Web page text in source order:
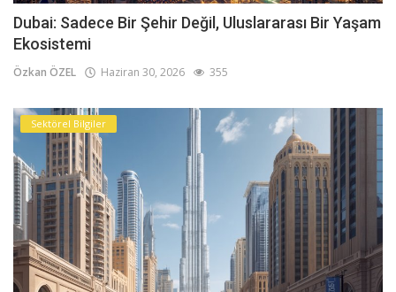
Dubai: Sadece Bir Şehir Değil, Uluslararası Bir Yaşam
Ekosistemi
Özkan ÖZEL Haziran 30, 2026 355
Sektörel Bilgiler